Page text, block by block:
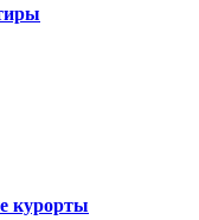
курорты